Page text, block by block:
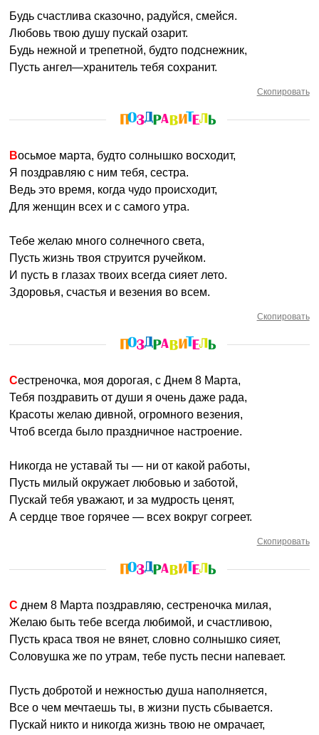
Будь счастлива сказочно, радуйся, смейся.
Любовь твою душу пускай озарит.
Будь нежной и трепетной, будто подснежник,
Пусть ангел—хранитель тебя сохранит.
Скопировать
Восьмое марта, будто солнышко восходит,
Я поздравляю с ним тебя, сестра.
Ведь это время, когда чудо происходит,
Для женщин всех и с самого утра.
Тебе желаю много солнечного света,
Пусть жизнь твоя струится ручейком.
И пусть в глазах твоих всегда сияет лето.
Здоровья, счастья и везения во всем.
Скопировать
Сестреночка, моя дорогая, с Днем 8 Марта,
Тебя поздравить от души я очень даже рада,
Красоты желаю дивной, огромного везения,
Чтоб всегда было праздничное настроение.
Никогда не уставай ты — ни от какой работы,
Пусть милый окружает любовью и заботой,
Пускай тебя уважают, и за мудрость ценят,
А сердце твое горячее — всех вокруг согреет.
Скопировать
С днем 8 Марта поздравляю, сестреночка милая,
Желаю быть тебе всегда любимой, и счастливою,
Пусть краса твоя не вянет, словно солнышко сияет,
Соловушка же по утрам, тебе пусть песни напевает.
Пусть добротой и нежностью душа наполняется,
Все о чем мечтаешь ты, в жизни пусть сбывается.
Пускай никто и никогда жизнь твою не омрачает,